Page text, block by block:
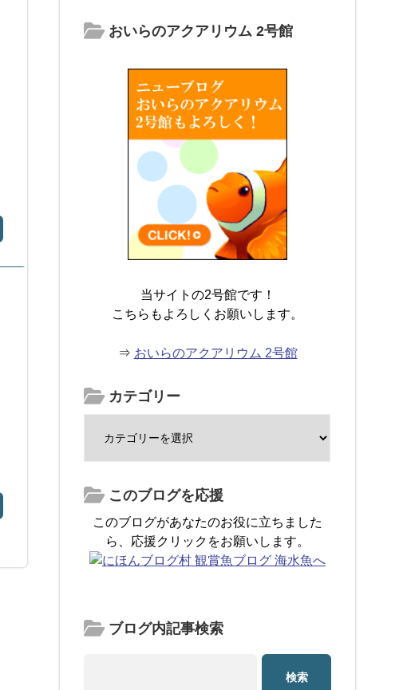
おいらのアクアリウム 2号館
当サイトの2号館です！
こちらもよろしくお願いします。
⇒ おいらのアクアリウム 2号館
カテゴリー
このブログを応援
このブログがあなたのお役に立ちました
ら、応援クリックをお願いします。
ブログ内記事検索